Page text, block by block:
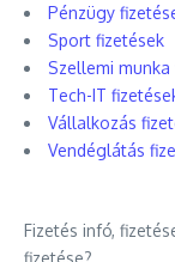
Pénzügy
Sport fizetések
Szellemi
Tech-IT
Vállalkozás
Vendéglátás
Fizetés infó,
fizetése?